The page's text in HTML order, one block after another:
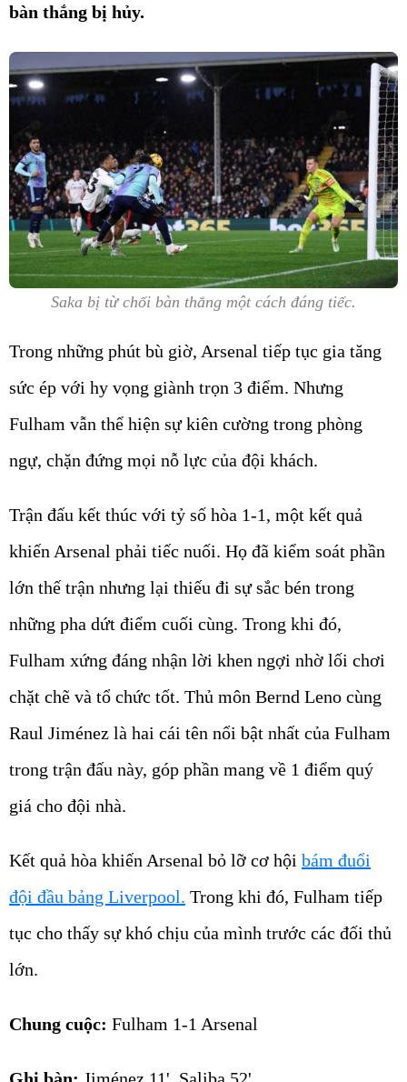
bàn thắng bị hủy.
Saka bị từ chối bàn thắng một cách đáng tiếc.
Trong những phút bù giờ, Arsenal tiếp tục gia tăng
sức ép với hy vọng giành trọn 3 điểm. Nhưng
Fulham vẫn thể hiện sự kiên cường trong phòng
ngự, chặn đứng mọi nỗ lực của đội khách.
Trận đấu kết thúc với tỷ số hòa 1-1, một kết quả
khiến Arsenal phải tiếc nuối. Họ đã kiểm soát phần
lớn thế trận nhưng lại thiếu đi sự sắc bén trong
những pha dứt điểm cuối cùng. Trong khi đó,
Fulham xứng đáng nhận lời khen ngợi nhờ lối chơi
chặt chẽ và tổ chức tốt. Thủ môn Bernd Leno cùng
Raul Jiménez là hai cái tên nổi bật nhất của Fulham
trong trận đấu này, góp phần mang về 1 điểm quý
giá cho đội nhà.
Kết quả hòa khiến Arsenal bỏ lỡ cơ hội bám đuổi
đội đầu bảng Liverpool. Trong khi đó, Fulham tiếp
tục cho thấy sự khó chịu của mình trước các đối thủ
lớn.
Chung cuộc: Fulham 1-1 Arsenal